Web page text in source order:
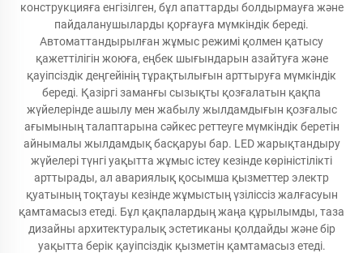
конструкцияға енгізілген, бұл апаттарды болдырмауға және
пайдаланушыларды қорғауға мүмкіндік береді.
Автоматтандырылған жұмыс режимі қолмен қатысу
қажеттілігін жоюға, еңбек шығындарын азайтуға және
қауіпсіздік деңгейінің тұрақтылығын арттыруға мүмкіндік
береді. Қазіргі заманғы сызықты қозғалатын қақпа
жүйелерінде ашылу мен жабылу жылдамдығын қозғалыс
ағымының талаптарына сәйкес реттеуге мүмкіндік беретін
айнымалы жылдамдық басқаруы бар. LED жарықтандыру
жүйелері түнгі уақытта жұмыс істеу кезінде көріністілікті
арттырады, ал авариялық қосымша қызметтер электр
қуатының тоқтауы кезінде жұмыстың үзіліссіз жалғасуын
қамтамасыз етеді. Бұл қақпалардың жаңа құрылымды, таза
дизайны архитектуралық эстетиканы қолдайды және бір
уақытта берік қауіпсіздік қызметін қамтамасыз етеді.